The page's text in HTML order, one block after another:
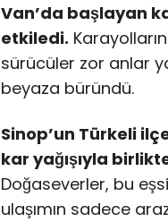
Van’da başlayan
etkiledi.
sürücüler zor anlar
beyaza büründü.
Sinop’un Türkeli
kar yağışıyla
Doğaseverler, bu
ulaşımın sadece